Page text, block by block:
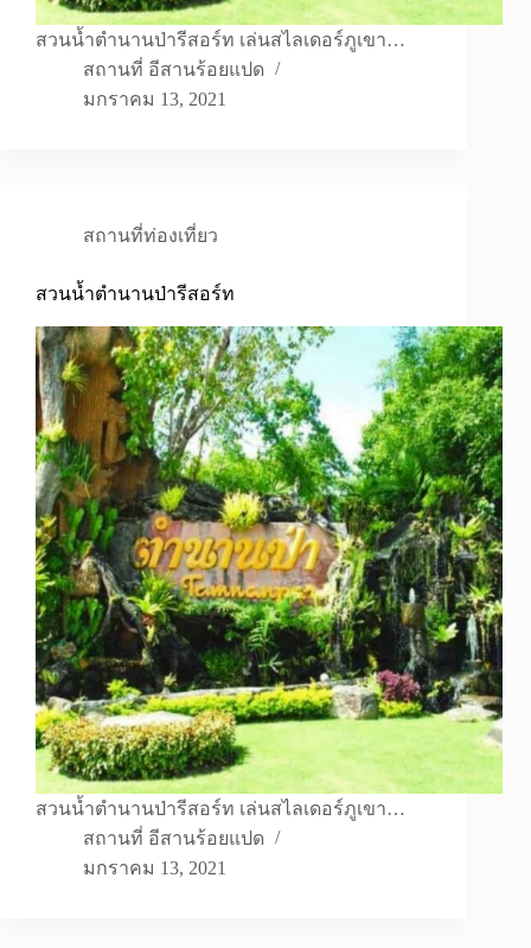
สวนน้ำตำนานป่ารีสอร์ท เล่นสไลเดอร์ภูเขา…
สถานที่ อีสานร้อยแปด
มกราคม 13, 2021
สถานที่ท่องเที่ยว
สวนน้ำตำนานป่ารีสอร์ท
สวนน้ำตำนานป่ารีสอร์ท เล่นสไลเดอร์ภูเขา…
สถานที่ อีสานร้อยแปด
มกราคม 13, 2021